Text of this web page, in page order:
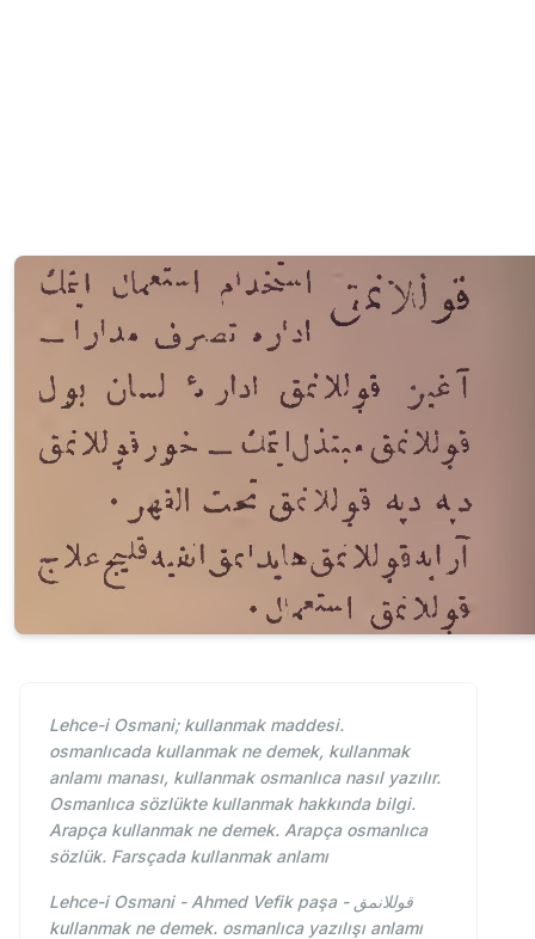
Lehce-i Osmani; kullanmak maddesi.
osmanlıcada kullanmak ne demek, kullanmak
anlamı manası, kullanmak osmanlıca nasıl yazılır.
Osmanlıca sözlükte kullanmak hakkında bilgi.
Arapça kullanmak ne demek. Arapça osmanlıca
sözlük. Farsçada kullanmak anlamı
Lehce-i Osmani - Ahmed Vefik paşa - قوللانمق
kullanmak ne demek. osmanlıca yazılışı anlamı